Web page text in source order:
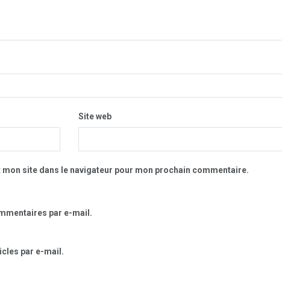
Site web
site dans le navigateur pour mon prochain commentaire.
par e-mail.
par e-mail.